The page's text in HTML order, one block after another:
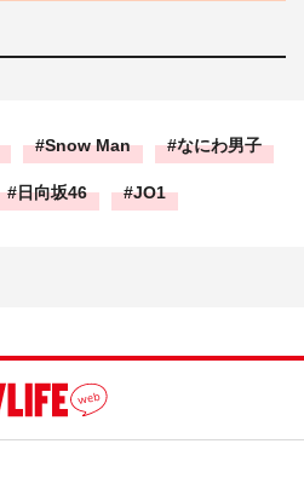
Snow Man なにわ男子
日向坂46 JO1